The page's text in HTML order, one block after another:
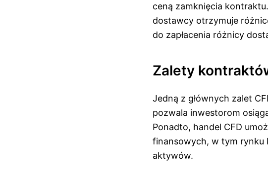
ceną zamknięcia
dostawcy otrzymuje
do zapłacenia różnicy
Zalety
Jedną z głównych zalet
pozwala inwestorom
Ponadto, handel CFD
finansowych, w tym rynku
aktywów.